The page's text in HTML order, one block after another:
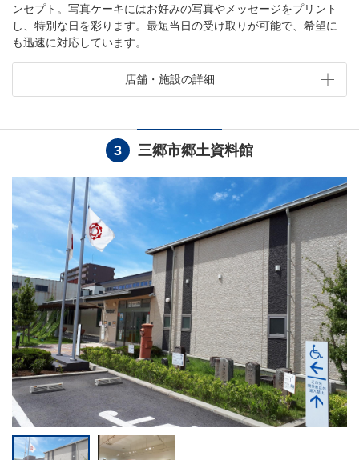
ンセプト。写真ケーキにはお好みの写真やメッセージをプリント
し、特別な日を彩ります。最短当日の受け取りが可能で、希望に
も迅速に対応しています。
店舗・施設の詳細
3 三郷市郷土資料館